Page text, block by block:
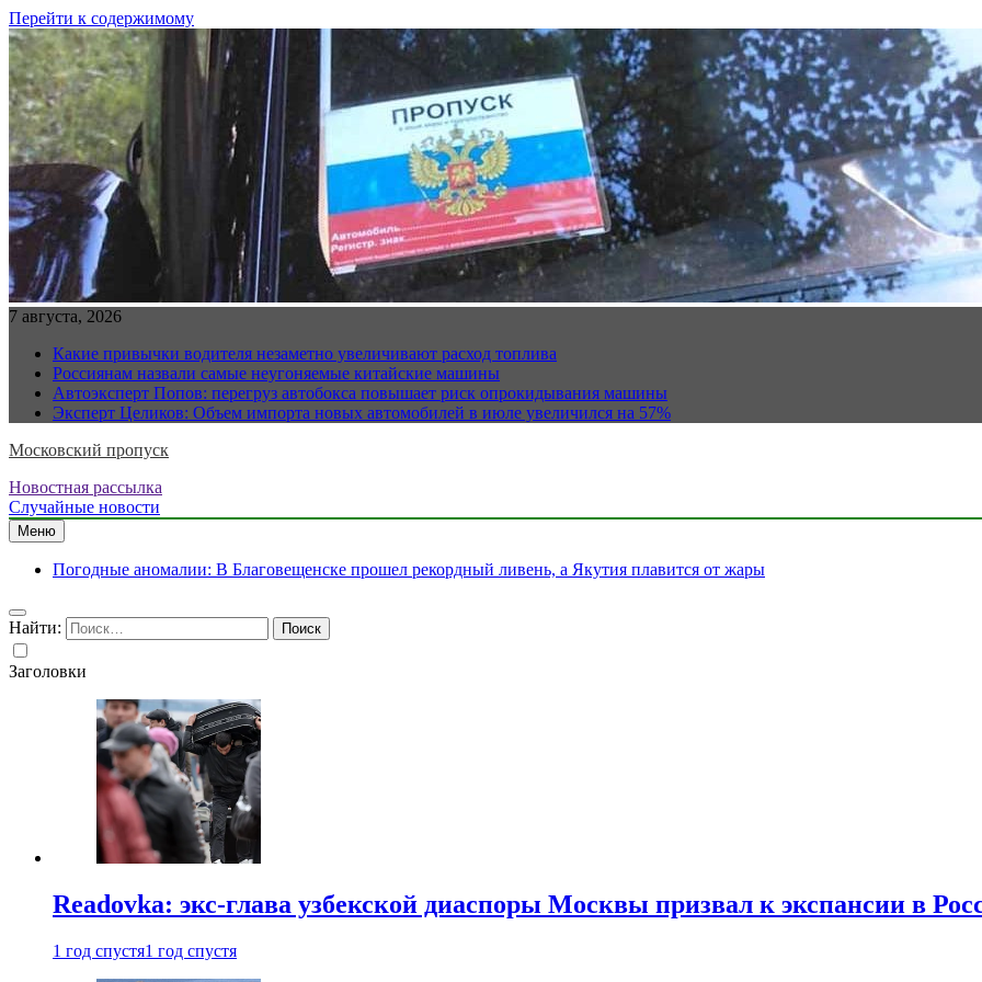
Перейти к содержимому
7 августа, 2026
Какие привычки водителя незаметно увеличивают расход топлива
Россиянам назвали самые неугоняемые китайские машины
Автоэксперт Попов: перегруз автобокса повышает риск опрокидывания машины
Эксперт Целиков: Объем импорта новых автомобилей в июле увеличился на 57%
Московский пропуск
Новостная рассылка
Случайные новости
Меню
Погодные аномалии: В Благовещенске прошел рекордный ливень, а Якутия плавится от жары
Найти:
Заголовки
Readovka: экс-глава узбекской диаспоры Москвы призвал к экспансии в
1 год спустя1 год спустя